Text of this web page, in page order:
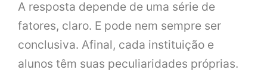
A resposta depende de uma série de
fatores, claro. E pode nem sempre ser
conclusiva. Afinal, cada instituição e
alunos têm suas peculiaridades próprias.